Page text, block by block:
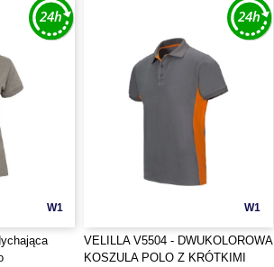
W1 W1
VELILLA V5504 - DWUKOLOROWA
KOSZULA POLO Z KRÓTKIMI